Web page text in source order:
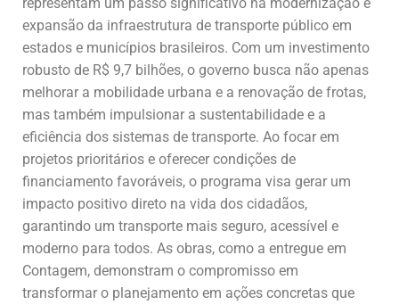
expansão da infraestrutura de transporte público em
estados e municípios brasileiros. Com um investimento
robusto de R$ 9,7 bilhões, o governo busca não apenas
melhorar a mobilidade urbana e a renovação de frotas,
mas também impulsionar a sustentabilidade e a
eficiência dos sistemas de transporte. Ao focar em
projetos prioritários e oferecer condições de
financiamento favoráveis, o programa visa gerar um
impacto positivo direto na vida dos cidadãos,
garantindo um transporte mais seguro, acessível e
moderno para todos. As obras, como a entregue em
Contagem, demonstram o compromisso em
transformar o planejamento em ações concretas que